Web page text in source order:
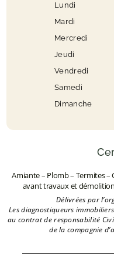
Lundi
Mardi
Mercredi
Jeudi
Vendredi
Samedi
Dimanche
Amiante – Plomb – Termites –
avant travaux et
Délivrées par
Les diagnostiqueurs
au contrat de responsabilité
de la compagnie